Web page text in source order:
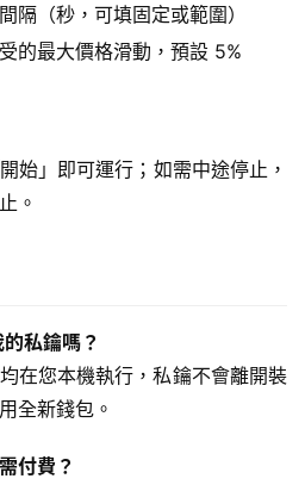
隔（秒，可填固定或範圍）
的最大價格滑動，預設 5%
始」即可運行；如需中途停止，
。
私鑰嗎？
在您本機執行，私鑰不會離開裝
全新錢包。
付費？